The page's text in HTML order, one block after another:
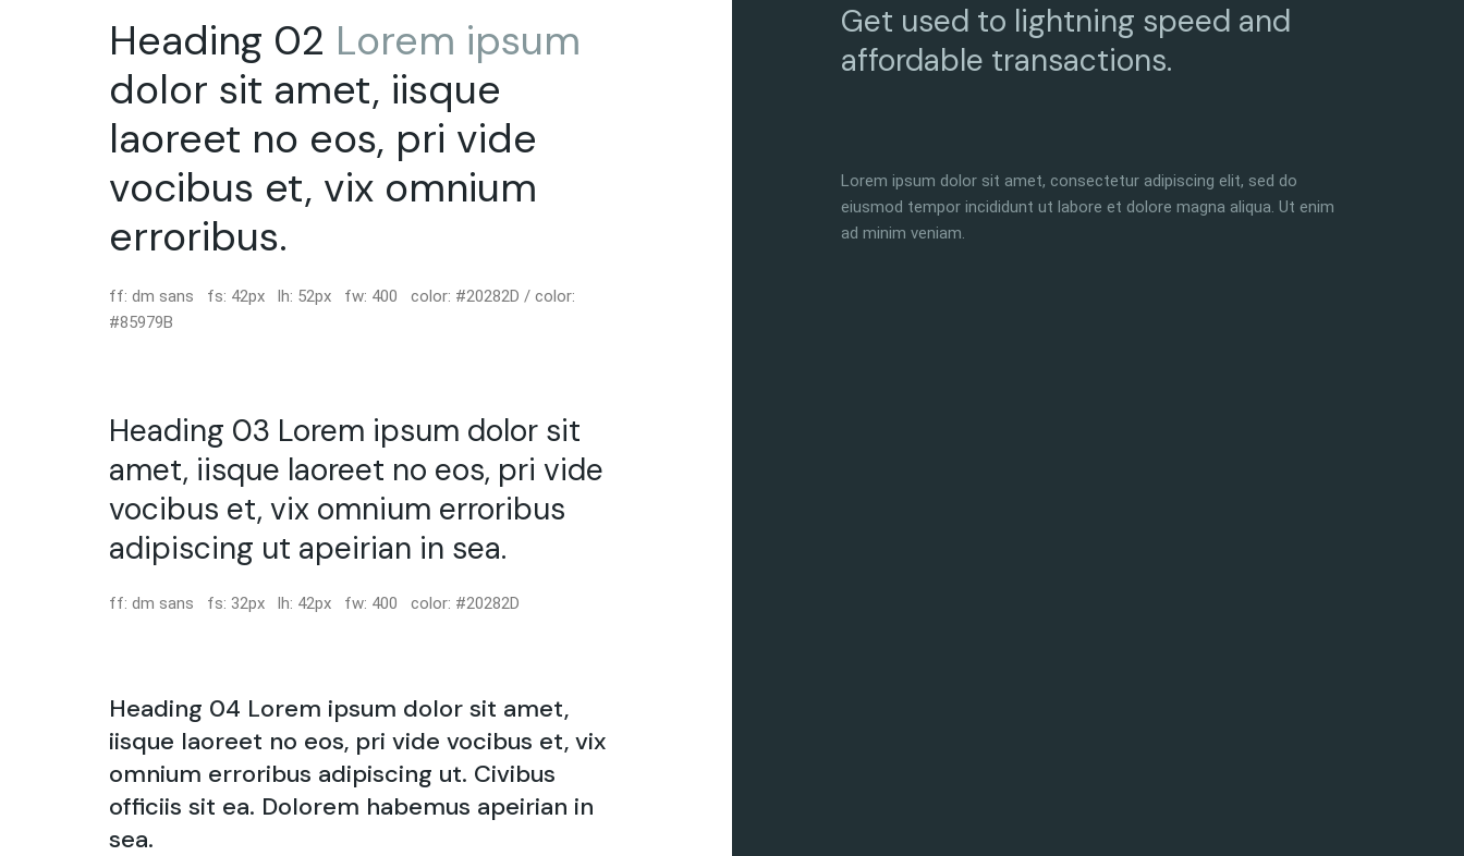
Heading 02 Lorem ipsum
dolor sit amet, iisque
laoreet no eos, pri vide
vocibus et, vix omnium
erroribus.
ff: dm sans fs: 42px lh: 52px fw: 400 color: #20282D / color:
#85979B
Heading 03 Lorem ipsum dolor sit
amet, iisque laoreet no eos, pri vide
vocibus et, vix omnium erroribus
adipiscing ut apeirian in sea.
ff: dm sans fs: 32px lh: 42px fw: 400 color: #20282D
Heading 04 Lorem ipsum dolor sit amet,
iisque laoreet no eos, pri vide vocibus et, vix
omnium erroribus adipiscing ut. Civibus
officiis sit ea. Dolorem habemus apeirian in
sea.
Get used to lightning speed and
affordable transactions.
Lorem ipsum dolor sit amet, consectetur adipiscing elit, sed do
eiusmod tempor incididunt ut labore et dolore magna aliqua. Ut enim
ad minim veniam.